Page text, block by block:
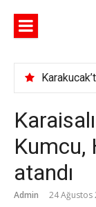
Kumcu,
atandı
Admin 24 Ağustos